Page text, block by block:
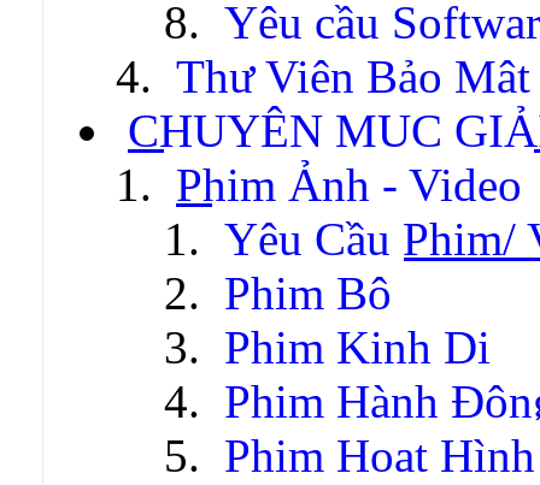
Yêu cầu
Thư Viện Bảo Mật
CHUYÊN MỤC
Phim Ảnh - Video
Yêu Cầu Phim/
Phim Bộ
Phim Kinh Dị
Phim Hành
Phim Hoạt Hình